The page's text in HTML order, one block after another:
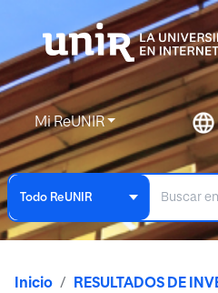
Mi ReUNIR
Todo ReUNIR
Inicio
RESULTADOS DE